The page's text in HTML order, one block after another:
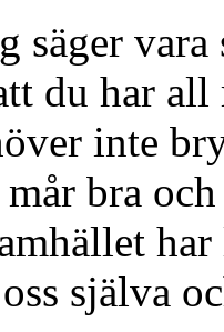
säger
du har
inte
bra
själva